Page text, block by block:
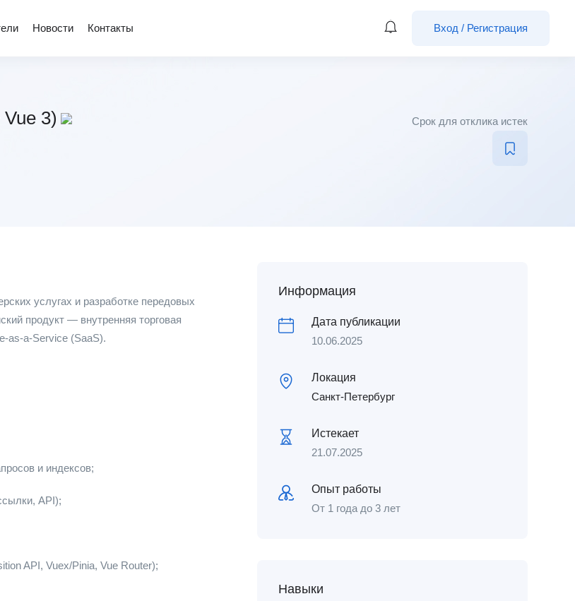
Новости Контакты Вход / Регистрация
3) Срок для отклика истек
услугах и разработке передовых
продукт — внутренняя торговая
as-a-Service (SaaS).
и индексов;
API);
API, Vuex/Pinia, Vue Router);
Информация
Дата публикации
10.06.2025
Локация
Санкт-Петербург
Истекает
21.07.2025
Опыт работы
От 1 года до 3 лет
Навыки